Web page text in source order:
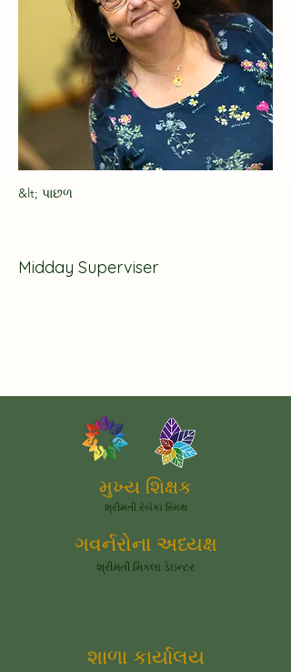
&lt; પાછળ
Midday Superviser
ગવર્નરોના અધ્યક્ષ
શ્રીમતી મિકલા ડેઇન્ટર
મુખ્ય શિક્ષક
શ્રીમતી રેબેકા સ્મિથ
શાળા કાર્યાલય